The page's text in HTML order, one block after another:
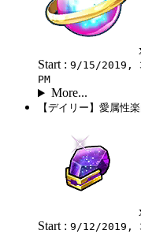
Start : 9/15/2019,
PM
More...
【デイリー】愛属性
Start : 9/12/2019,